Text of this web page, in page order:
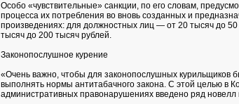
Особо «чувствительные» санкции, по его словам,
процесса их потребления во вновь созданных и
произведениях: для должностных лиц — от 20 тысяч до
тысяч до 200 тысяч рублей.
Законопослушное курение
«Очень важно, чтобы для законопослушных курильщиков
выполнять нормы антитабачного закона. С этой целью в
административных правонарушениях введено ряд